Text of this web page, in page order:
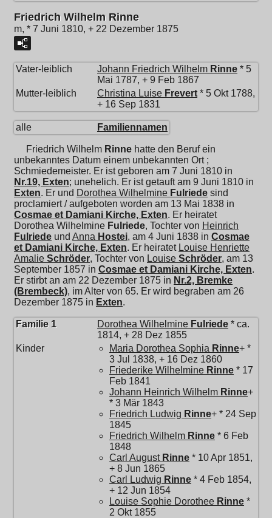
Friedrich Wilhelm Rinne
m, * 7 Juni 1810, + 22 Dezember 1875
Vater-leiblich Johann Friedrich Wilhelm Rinne * 5
Mai 1787, + 9 Feb 1867
Mutter-leiblich
Christina Luise Frevert * 5 Okt 1788,
+ 16 Sep 1831
alle Familiennamen
Friedrich Wilhelm Rinne hatte den Beruf ein
unbekanntes Datum einem unbekannten Ort ;
Schmiedemeister. Er ist geboren am 7 Juni 1810 in
Nr.19, Exten; unehelich. Er ist getauft am 9 Juni 1810 in
Exten. Er und Dorothea Wilhelmine Fulriede sind
proclamiert / aufgeboten worden am 13 Mai 1838 in
Cosmae et Damiani Kirche, Exten. Er heiratet
Dorothea Wilhelmine Fulriede, Tochter von Heinrich
Fulriede und Anna Hostei, am 4 Juni 1838 in Cosmae
et Damiani Kirche, Exten. Er heiratet Louise Henriette
Amalie Schröder, Tochter von Louise Schröder, am 13
September 1857 in Cosmae et Damiani Kirche, Exten.
Er stirbt an am 22 Dezember 1875 in Nr.2, Bremke
(Brembeck), im Alter von 65. Er wird begraben am 26
Dezember 1875 in Exten.
Familie 1 Dorothea Wilhelmine Fulriede * ca.
1814, + 28 Dez 1855
Kinder
Maria Dorothea Sophia Rinne+ *
3 Jul 1838, + 16 Dez 1860
Friederike Wilhelmine Rinne * 17
Feb 1841
Johann Heinrich Wilhelm Rinne+
* 3 Mär 1843
Friedrich Ludwig Rinne+ * 24 Sep
1845
Friedrich Wilhelm Rinne * 6 Feb
1848
Carl August Rinne * 10 Apr 1851,
+ 8 Jun 1865
Carl Ludwig Rinne * 4 Feb 1854,
+ 12 Jun 1854
Louise Sophie Dorothee Rinne *
2 Okt 1855